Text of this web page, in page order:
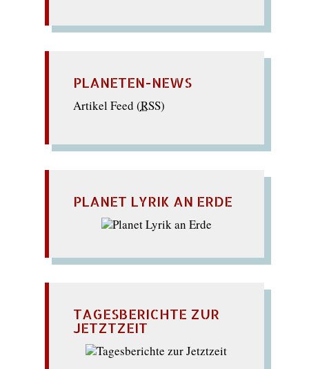
PLANETEN-NEWS
Artikel Feed (RSS)
PLANET LYRIK AN ERDE
TAGESBERICHTE ZUR
JETZTZEIT